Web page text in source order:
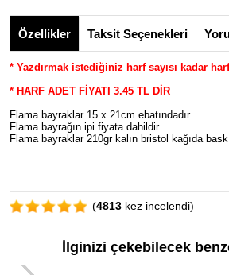
Özellikler Taksit Seçenekleri
* Yazdırmak istediğiniz harf sayısı kadar
* HARF ADET FİYATI 3.45 TL DİR
Flama bayraklar 15 x 21cm ebatındadır.
Flama bayrağın ipi fiyata dahildir.
Flama bayraklar 210gr kalın bristol kağıda
(4813 kez incelendi)
İlginizi çekebilecek